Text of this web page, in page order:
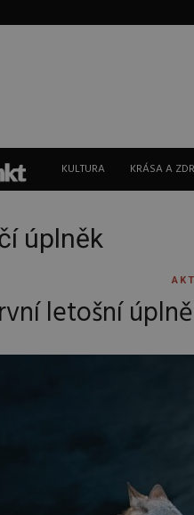
Instinkt
KULTURA KRÁSA A
úplněk
letošní